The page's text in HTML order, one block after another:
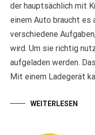
der hauptsächlich mit
einem Auto braucht es
verschiedene
wird. Um sie richtig
aufgeladen werden.
Mit einem Ladegerät
WEITERLESEN